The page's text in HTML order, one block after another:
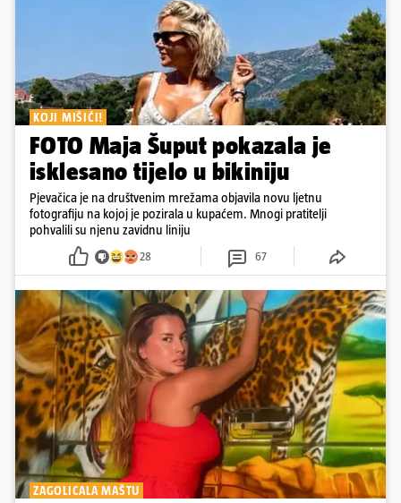
KOJI MIŠIĆI!
FOTO Maja Šuput pokazala je
isklesano tijelo u bikiniju
Pjevačica je na društvenim mrežama objavila novu ljetnu
fotografiju na kojoj je pozirala u kupaćem. Mnogi pratitelji
pohvalili su njenu zavidnu liniju
28 67
ZAGOLICALA MAŠTU